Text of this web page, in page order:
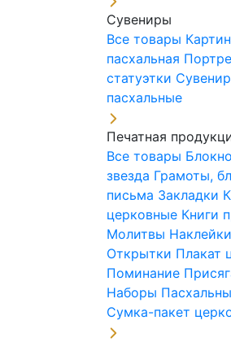
Сувениры
Все товары
пасхальная
статуэтки
пасхальные
Печатная
Все товары
звезда Грамоты,
письма Закладки
церковные Книги
Молитвы
Открытки Плакат
Поминание
Наборы
Сумка-пакет